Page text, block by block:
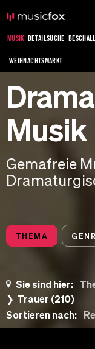
MUSIK DETAILSUCHE
WEIHNACHTSMARKT
Musik
Gemafreie
THEMA
Sie sind hier:
Trauer (210)
Sortieren nach: